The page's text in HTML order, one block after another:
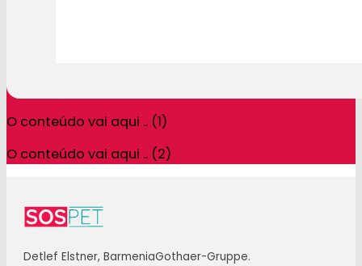
O conteúdo vai aqui .. (1)
O conteúdo vai aqui .. (2)
Detlef Elstner, BarmeniaGothaer-Gruppe.